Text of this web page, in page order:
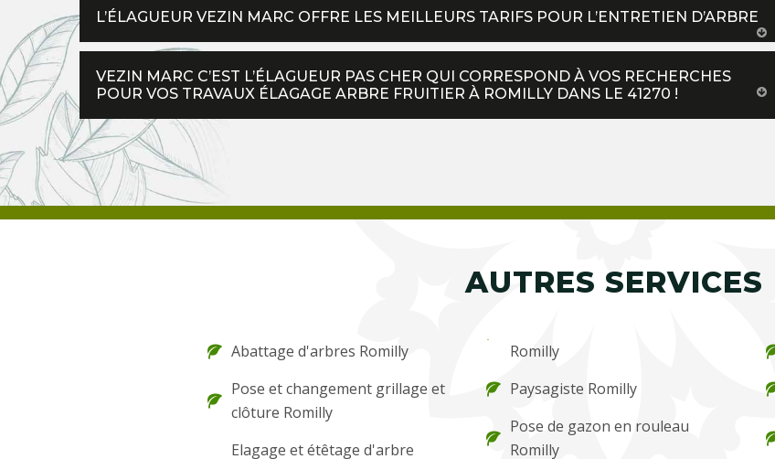
L’ÉLAGUEUR VEZIN MARC OFFRE LES MEILLEURS TARIFS POUR L’ENTRETIEN D’ARBRE
VEZIN MARC C’EST L’ÉLAGUEUR PAS CHER QUI CORRESPOND À VOS RECHERCHES
POUR VOS TRAVAUX ÉLAGAGE ARBRE FRUITIER À ROMILLY DANS LE 41270 !
AUTRES SERVICES
Abattage d'arbres Romilly
Pose et changement grillage et
clôture Romilly
Elagage et étêtage d'arbre
Romilly
Paysagiste Romilly
Pose de gazon en rouleau
Romilly